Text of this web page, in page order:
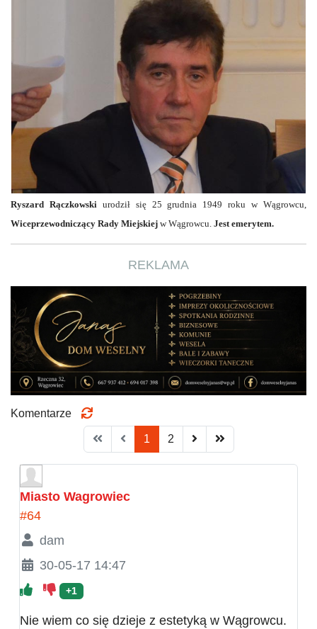
Ryszard Rączkowski urodził się 25 grudnia 1949 roku w Wągrowcu,
Wiceprzewodniczący Rady Miejskiej w Wągrowcu. Jest emerytem.
REKLAMA
Komentarze
1 2
Miasto Wagrowiec
#64
dam
30-05-17 14:47
+1
Nie wiem co się dzieje z estetyką w Wągrowcu.